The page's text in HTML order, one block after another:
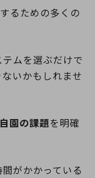
るための多くの
ムを選ぶだけで
いかもしれませ
自園の課題を明確
がかかっている